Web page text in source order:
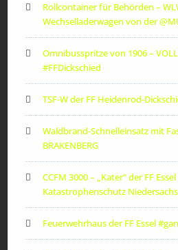
Rollcontainer für Behörden –
Wechselladerwagen von der
Omnibusspritze von 1906 – VOLL
#FFDickschied
TSF-W der FF Heidenrod-
Waldbrand-Schnelleinsatz mit
BRAKENBERG
CCFM 3000 – „Kater“ der FF
Katastrophenschutz
Feuerwehrhaus der FF Essel